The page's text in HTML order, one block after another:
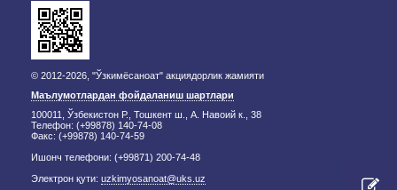
© 2012-2026, "Ўзкимёсаноат" акциядорлик жамияти
Маълумотлардан фойдаланиш шартлари
100011, Ўзбекистон Р., Тошкент ш., А. Навоий к., 38
Телефон: (+99878) 140-74-08
Факс: (+99878) 140-74-59
Ишонч телефони: (+99871) 200-74-48
Электрон қути: uzkimyosanoat@uks.uz